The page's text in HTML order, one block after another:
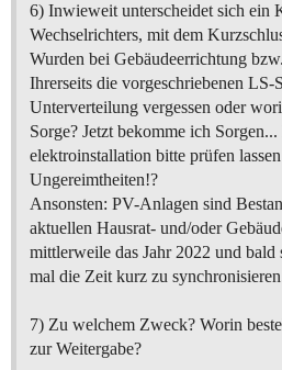
6) Inwieweit unterscheidet sich ein
Wechselrichters, mit dem
Wurden bei Gebäudeerrichtung
Ihrerseits die vorgeschriebenen LS-
Unterverteilung vergessen oder
Sorge? Jetzt bekomme ich
elektroinstallation bitte prüfen
Ungereimtheiten!?
Ansonsten: PV-Anlagen sind
aktuellen Hausrat- und/oder
mittlerweile das Jahr 2022 und
mal die Zeit kurz zu
7) Zu welchem Zweck? Worin
zur Weitergabe?